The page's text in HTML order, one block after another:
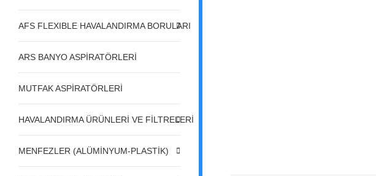
AFS FLEXIBLE HAVALANDIRMA BORULARI
ARS BANYO ASPİRATÖRLERİ
MUTFAK ASPİRATÖRLERİ
HAVALANDIRMA ÜRÜNLERİ VE FİLTRELERİ
MENFEZLER (ALÜMİNYUM-PLASTİK)